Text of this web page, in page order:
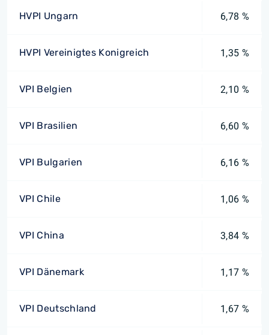
HVPI Ungarn 6,78 %
HVPI Vereinigtes Konigreich 1,35 %
VPI Belgien 2,10 %
VPI Brasilien 6,60 %
VPI Bulgarien 6,16 %
VPI Chile 1,06 %
VPI China 3,84 %
VPI Dänemark 1,17 %
VPI Deutschland 1,67 %